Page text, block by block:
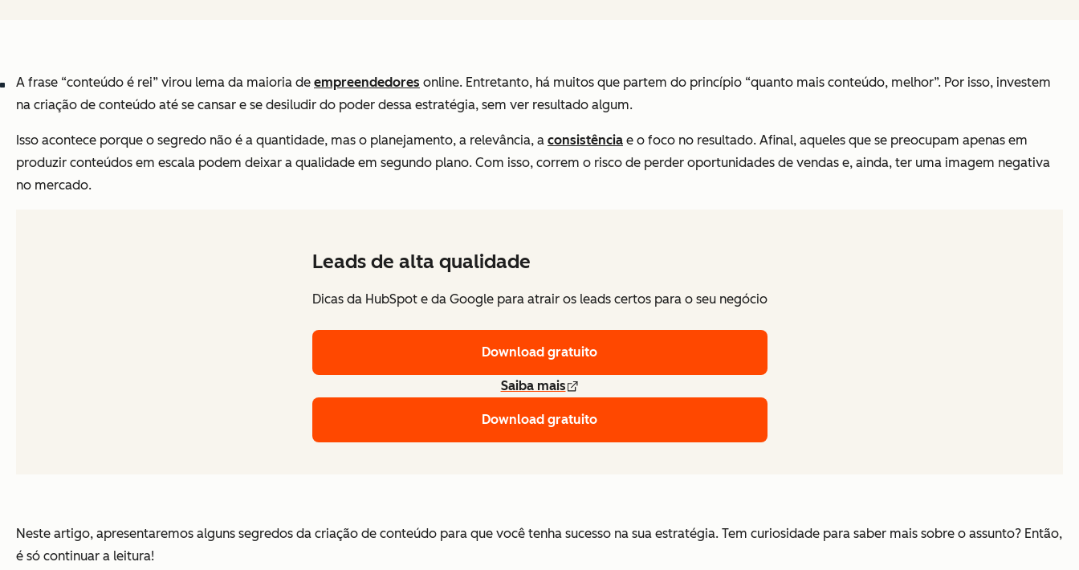
A frase “conteúdo é rei” virou lema da maioria de empreendedores online. Entretanto, há muitos que partem do princípio “quanto mais conteúdo, melhor”. Por isso, investem
na criação de conteúdo até se cansar e se desiludir do poder dessa estratégia, sem ver resultado algum.
Isso acontece porque o segredo não é a quantidade, mas o planejamento, a relevância, a consistência e o foco no resultado. Afinal, aqueles que se preocupam apenas em
produzir conteúdos em escala podem deixar a qualidade em segundo plano. Com isso, correm o risco de perder oportunidades de vendas e, ainda, ter uma imagem negativa
no mercado.
Leads de alta qualidade
Dicas da HubSpot e da Google para atrair os leads certos para o seu negócio
Download gratuito
Saiba mais
Download gratuito
Neste artigo, apresentaremos alguns segredos da criação de conteúdo para que você tenha sucesso na sua estratégia. Tem curiosidade para saber mais sobre o assunto? Então,
é só continuar a leitura!